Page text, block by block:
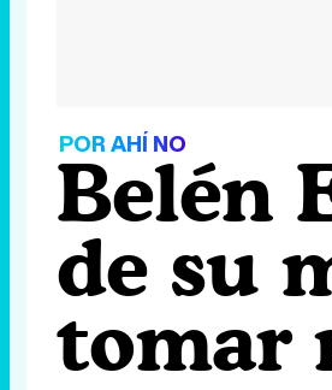
POR AHÍ NO
Belén
de su
tomar